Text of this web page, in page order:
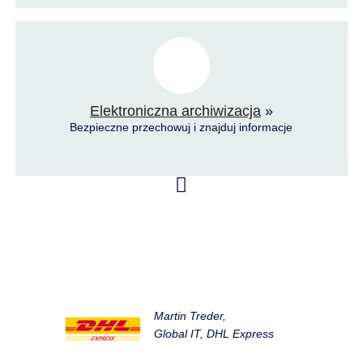
Elektroniczna archiwizacja »
Bezpieczne przechowuj i znajduj informacje
Martin Treder,
Global IT, DHL Express